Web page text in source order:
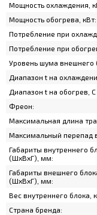
Мощность охлаждения,
Мощность обогрева, кВт:
Потребление при
Потребление при
Уровень шума внешнего
Диапазон t на
Диапазон t на обогрев, C
Фреон:
Максимальная длина
Максимальный перепад
Габариты внутреннего
(ШхВхГ), мм:
Габариты внешнего
(ШхВхГ), мм:
Вес внутреннего блока,
Страна бренда: